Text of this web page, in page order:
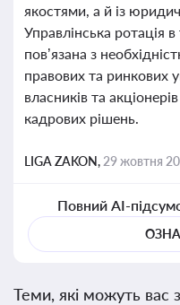
якостями, а й із
Управлінська ротація
пов’язана з
правових та ринкових
власників та
кадрових рішень.
LIGA ZAKON, 29 жовтня
Повний AI-
Теми, які можуть вас